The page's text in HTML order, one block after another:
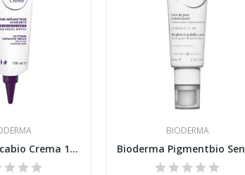
Bioderma Cicabio Crema 100ml
BIODERMA